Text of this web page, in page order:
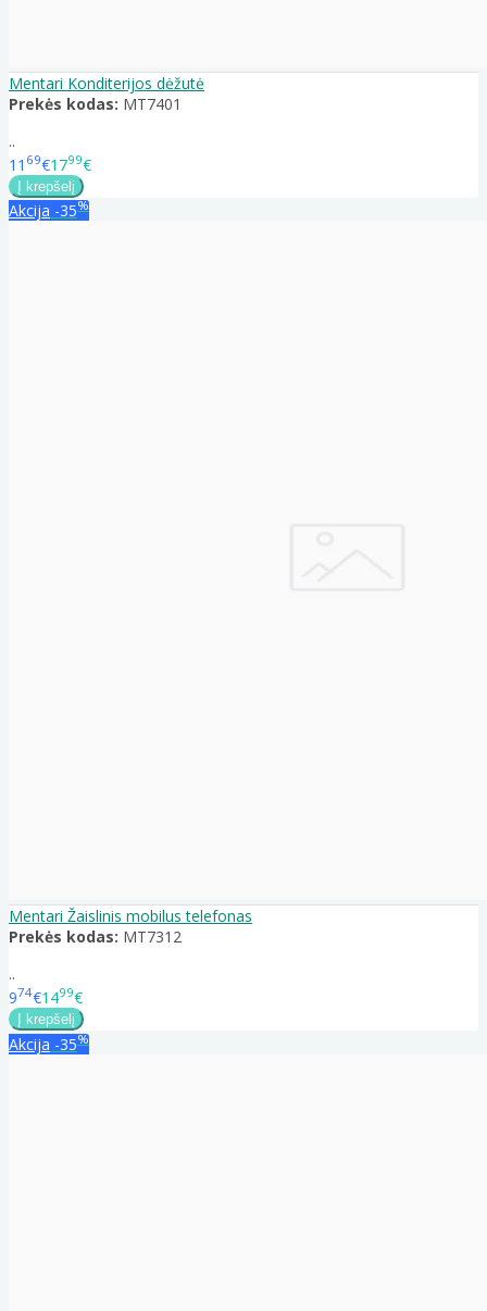
Mentari Konditerijos dėžutė
Prekės kodas: MT7401
..
11 69€1799€
Akcija -35%
Mentari Žaislinis mobilus telefonas
Prekės kodas: MT7312
..
974€1499€
Akcija -35%